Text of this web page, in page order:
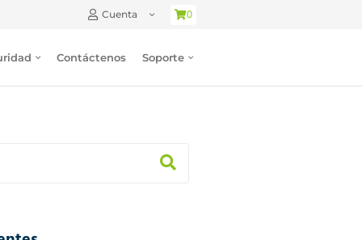
Cuenta 0
Contáctenos Soporte